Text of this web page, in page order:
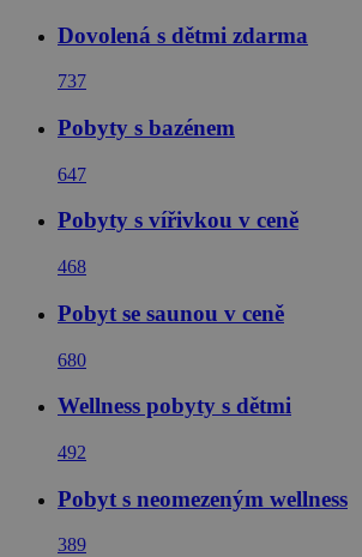
Dovolená s dětmi zdarma
737
Pobyty s bazénem
647
Pobyty s vířivkou v ceně
468
Pobyt se saunou v ceně
680
Wellness pobyty s dětmi
492
Pobyt s neomezeným wellness
389